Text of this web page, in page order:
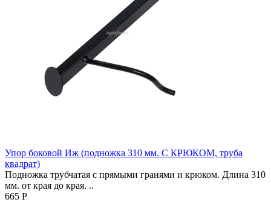
Упор боковой Иж (подножка 310 мм. С КРЮКОМ, труба
квадрат)
Подножка трубчатая с прямыми гранями и крюком. Длина 310
мм. от края до края. ..
665 Р